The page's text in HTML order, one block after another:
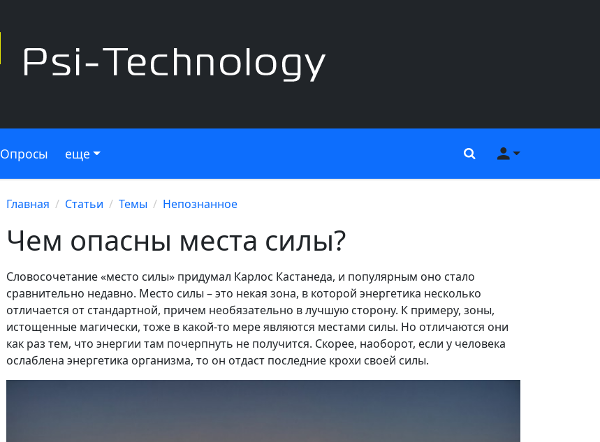
Опросы еще ПоискМеню
Главная Статьи Темы Непознанное
Чем опасны места силы?
Словосочетание «место силы» придумал Карлос Кастанеда, и популярным оно стало
сравнительно недавно. Место силы – это некая зона, в которой энергетика несколько
отличается от стандартной, причем необязательно в лучшую сторону. К примеру, зоны,
истощенные магически, тоже в какой-то мере являются местами силы. Но отличаются они
как раз тем, что энергии там почерпнуть не получится. Скорее, наоборот, если у человека
ослаблена энергетика организма, то он отдаст последние крохи своей силы.